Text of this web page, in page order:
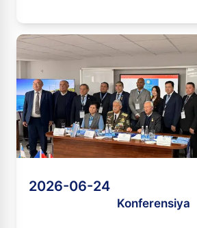
2026-06-24
Konferensiya